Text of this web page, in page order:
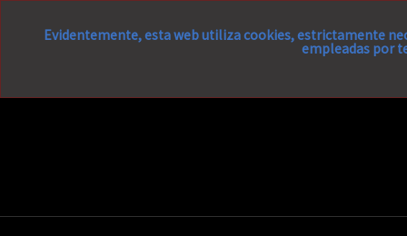
Evidentemente, esta web utiliza cookies, estrictamente
empleadas por